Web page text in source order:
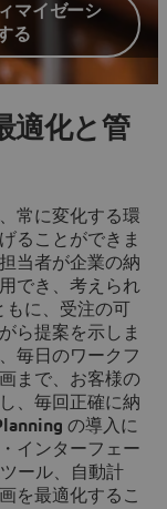
マイゼーシ
る
適化と管
常に変化する環
ることができま
当者が企業の納
でき、考えられ
に、受注の可
ら提案を示しま
毎日のワークフ
まで、お客様の
、毎回正確に納
の導入に
インターフェー
ール、自動計
を最適化するこ